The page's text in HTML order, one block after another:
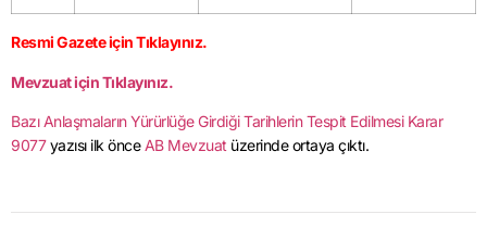
Resmi Gazete için Tıklayınız.
Mevzuat için Tıklayınız.
Bazı Anlaşmaların Yürürlüğe Girdiği Tarihlerin Tespit Edilmesi Karar
9077yazısı ilk önce AB Mevzuat üzerinde ortaya çıktı.